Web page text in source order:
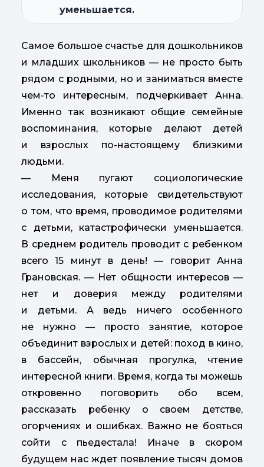
уменьшается.
Самое большое счастье для дошкольников
и младших школьников — не просто быть
рядом с родными, но и заниматься вместе
чем-то интересным, подчеркивает Анна.
Именно так возникают общие семейные
воспоминания, которые делают детей
и взрослых по-настоящему близкими
людьми.
— Меня пугают социологические
исследования, которые свидетельствуют
о том, что время, проводимое родителями
с детьми, катастрофически уменьшается.
В среднем родитель проводит с ребенком
всего 15 минут в день! — говорит Анна
Грановская. — Нет общности интересов —
нет и доверия между родителями
и детьми. А ведь ничего особенного
не нужно — просто занятие, которое
объединит взрослых и детей: поход в кино,
в бассейн, обычная прогулка, чтение
интересной книги. Время, когда ты можешь
откровенно поговорить обо всем,
рассказать ребенку о своем детстве,
огорчениях и ошибках. Важно не бояться
сойти с пьедестала! Иначе в скором
будущем нас ждет появление тысяч домов